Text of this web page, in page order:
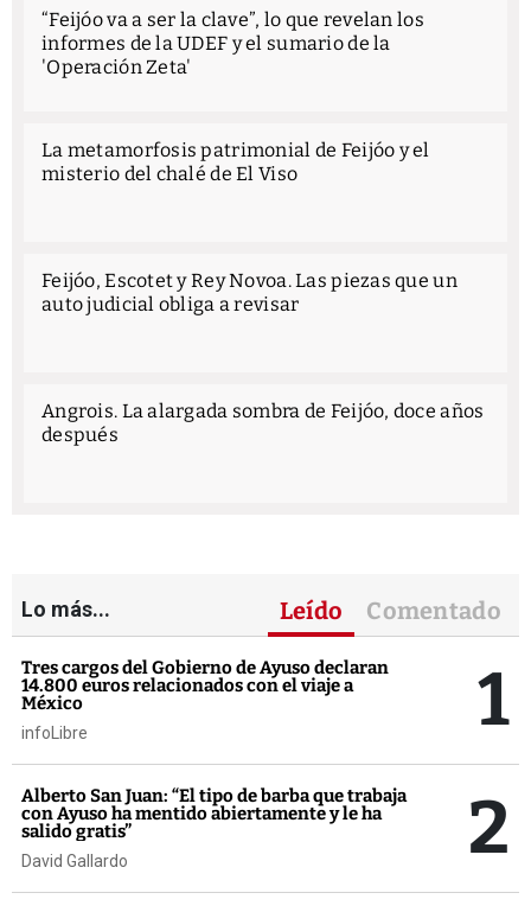
“Feijóo va a ser la clave”, lo que revelan los
informes de la UDEF y el sumario de la
'Operación Zeta'
La metamorfosis patrimonial de Feijóo y el
misterio del chalé de El Viso
Feijóo, Escotet y Rey Novoa. Las piezas que un
auto judicial obliga a revisar
Angrois. La alargada sombra de Feijóo, doce años
después
Lo más... Leído Comentado
Tres cargos del Gobierno de Ayuso declaran
14.800 euros relacionados con el viaje a
México
infoLibre 1
Alberto San Juan: “El tipo de barba que trabaja
con Ayuso ha mentido abiertamente y le ha
salido gratis”
David Gallardo 2